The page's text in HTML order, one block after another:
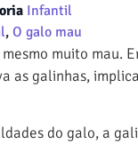
Infantil
, O galo mau
muito mau.
as galinhas,
do galo, a